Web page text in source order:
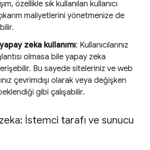
özellikle sık kullanılan kullanıcı
maliyetlerini yönetmenize de
zeka kullanımı: Kullanıcılarınız
olmasa bile yapay zeka
Bu sayede siteleriniz ve web
çevrimdışı olarak veya değişken
gibi çalışabilir.
İstemci tarafı ve sunucu